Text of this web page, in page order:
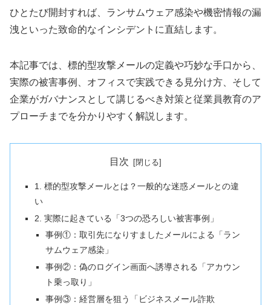
ひとたび開封すれば、ランサムウェア感染や機密情報の漏
洩といった致命的なインシデントに直結します。
本記事では、標的型攻撃メールの定義や巧妙な手口から、
実際の被害事例、オフィスで実践できる見分け方、そして
企業がガバナンスとして講じるべき対策と従業員教育のア
プローチまでを分かりやすく解説します。
目次
1. 標的型攻撃メールとは？一般的な迷惑メールとの違
い
2. 実際に起きている「3つの恐ろしい被害事例」
事例①：取引先になりすましたメールによる「ラン
サムウェア感染」
事例②：偽のログイン画面へ誘導される「アカウン
ト乗っ取り」
事例③：経営層を狙う「ビジネスメール詐欺